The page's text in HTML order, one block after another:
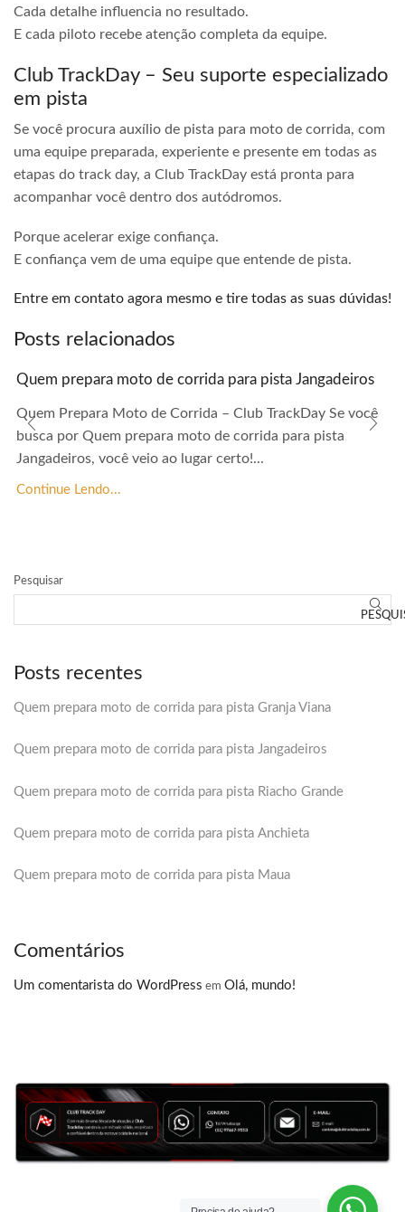
Cada detalhe influencia no resultado.
E cada piloto recebe atenção completa da equipe.
Club TrackDay – Seu suporte especializado
em pista
Se você procura auxílio de pista para moto de corrida, com
uma equipe preparada, experiente e presente em todas as
etapas do track day, a Club TrackDay está pronta para
acompanhar você dentro dos autódromos.
Porque acelerar exige confiança.
E confiança vem de uma equipe que entende de pista.
Entre em contato agora mesmo e tire todas as suas dúvidas!
Posts relacionados
Quem prepara moto de corrida para pista Jangadeiros
Quem Prepara Moto de Corrida – Club TrackDay Se você
busca por Quem prepara moto de corrida para pista
Jangadeiros, você veio ao lugar certo!...
Continue Lendo...
Pesquisar
Posts recentes
Quem prepara moto de corrida para pista Granja Viana
Quem prepara moto de corrida para pista Jangadeiros
Quem prepara moto de corrida para pista Riacho Grande
Quem prepara moto de corrida para pista Anchieta
Quem prepara moto de corrida para pista Maua
Comentários
Um comentarista do WordPress em Olá, mundo!